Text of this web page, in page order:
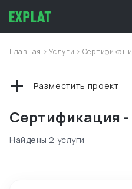
Главная >Услуги >
Сертификация
Разместить проект
Найдены 2 услуги